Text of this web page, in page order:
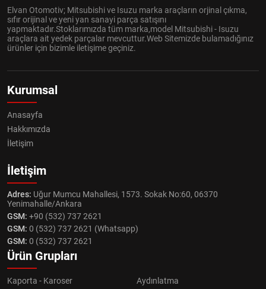
Elvan Otomotiv; Mitsubishi ve Isuzu marka araçların orjinal çıkma,
sıfır orijinal ve yeni yan sanayi parça satışını
yapmaktadır.Stoklarımızda tüm marka,model Mitsubishi - Isuzu
araçlara ait yedek parçalar mevcuttur.Web Sitemizde bulamadığınız
ürünler için bizimle iletişime geçiniz.
Kurumsal
Anasayfa
Hakkımızda
İletişim
İletişim
Adres: Uğur Mumcu Mahallesi, 1573. Sokak No:60, 06370
Yenimahalle/Ankara
GSM: +90 (532) 737 2621
GSM: 0 (532) 737 2621 (Whatsapp)
GSM: 0 (532) 737 2621
Ürün Grupları
Kaporta - Karoser
Aydınlatma